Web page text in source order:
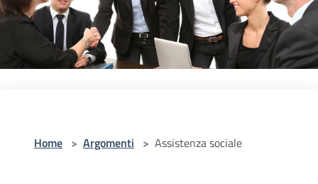
Home > Argomenti > Assistenza sociale